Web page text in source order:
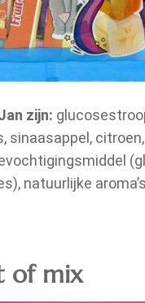
zijn:
citroen,
natuurlijke
of mix